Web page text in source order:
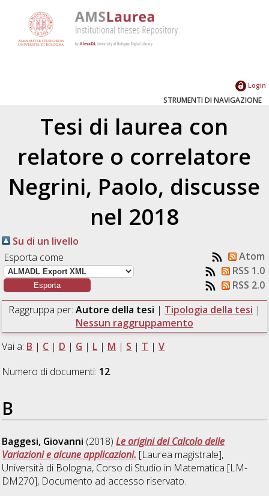
Login
STRUMENTI DI NAVIGAZIONE
Tesi di laurea con
relatore o correlatore
Negrini, Paolo, discusse
nel 2018
Su di un livello
Esporta come
Atom
RSS 1.0
RSS 2.0
Raggruppa per: Autore della tesi | Tipologia della tesi |
Nessun raggruppamento
Vai a: B | C | D | G | L | M | S | T |V
Numero di documenti: 12.
B
Baggesi, Giovanni (2018)Le origini del Calcolo delle
Variazioni e alcune applicazioni. [Laurea magistrale],
Università di Bologna, Corso di Studio in Matematica [LM-
DM270], Documento ad accesso riservato.